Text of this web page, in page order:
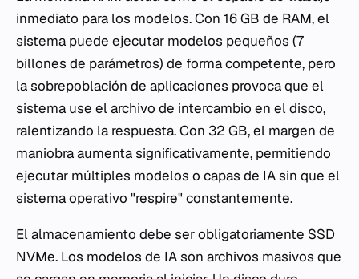
inmediato para los modelos. Con 16 GB de RAM, el
sistema puede ejecutar modelos pequeños (7
billones de parámetros) de forma competente, pero
la sobrepoblación de aplicaciones provoca que el
sistema use el archivo de intercambio en el disco,
ralentizando la respuesta. Con 32 GB, el margen de
maniobra aumenta significativamente, permitiendo
ejecutar múltiples modelos o capas de IA sin que el
sistema operativo "respire" constantemente.
El almacenamiento debe ser obligatoriamente SSD
NVMe. Los modelos de IA son archivos masivos que